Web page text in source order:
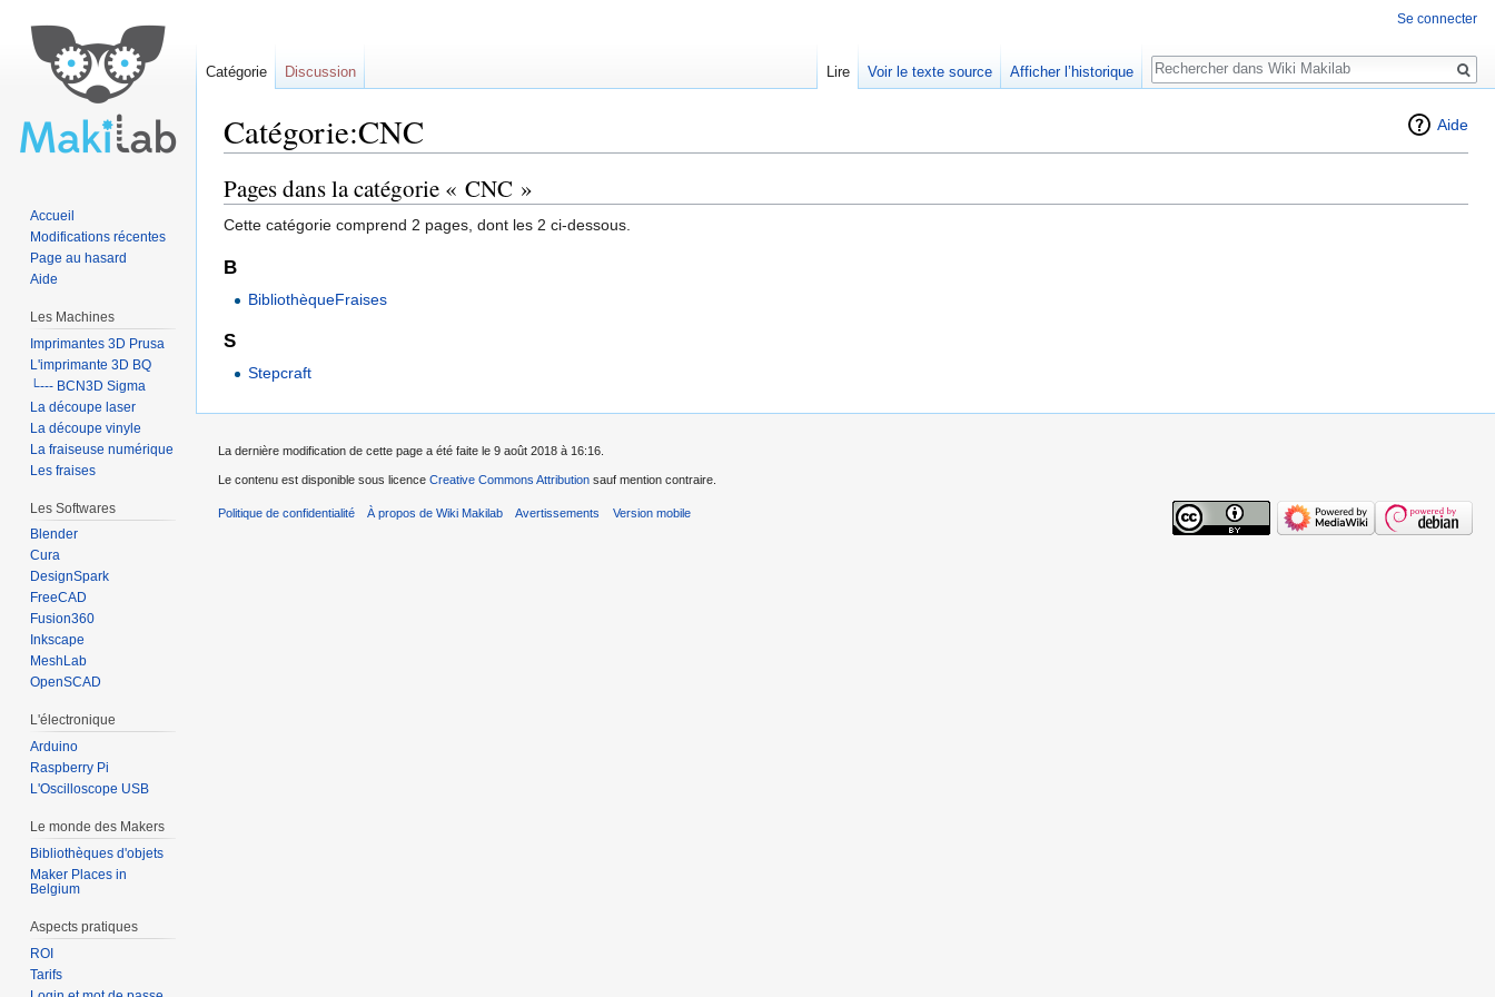
Aide
Catégorie:CNC
Pages dans la catégorie « CNC »
Cette catégorie comprend 2 pages, dont les 2 ci-dessous.
B
BibliothèqueFraises
S
Stepcraft
Se connecter
Catégorie Discussion Lire Voir le texte source Afficher l’historique
Rechercher
Accueil
Modifications récentes
Page au hasard
Aide
Les Machines
Imprimantes 3D Prusa
L'imprimante 3D BQ
└--- BCN3D Sigma
La découpe laser
La découpe vinyle
La fraiseuse numérique
Les fraises
Les Softwares
Blender
Cura
DesignSpark
FreeCAD
Fusion360
Inkscape
MeshLab
OpenSCAD
L'électronique
Arduino
Raspberry Pi
L'Oscilloscope USB
Le monde des Makers
Bibliothèques d'objets
Maker Places in
Belgium
Aspects pratiques
ROI
Tarifs
La dernière modification de cette page a été faite le 9 août 2018 à 16:16.
Le contenu est disponible sous licence Creative Commons Attribution sauf mention contraire.
Politique de confidentialité À propos de Wiki Makilab Avertissements Version mobile